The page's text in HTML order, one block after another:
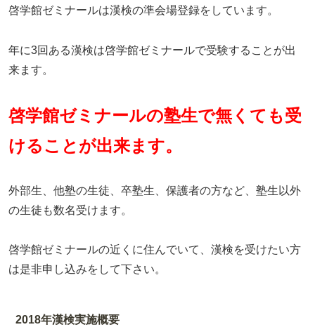
啓学館ゼミナールは漢検の準会場登録をしています。
年に3回ある漢検は啓学館ゼミナールで受験することが出
来ます。
啓学館ゼミナールの塾生で無くても受
けることが出来ます。
外部生、他塾の生徒、卒塾生、保護者の方など、塾生以外
の生徒も数名受けます。
啓学館ゼミナールの近くに住んでいて、漢検を受けたい方
は是非申し込みをして下さい。
2018年漢検実施概要